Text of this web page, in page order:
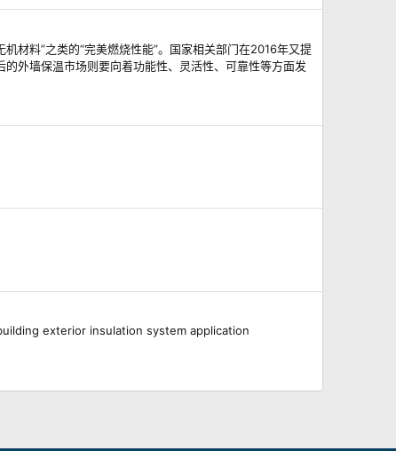
材料”之类的“完美燃烧性能”。国家相关部门在2016年又提
外墙保温市场则要向着功能性、灵活性、可靠性等方面发
exterior insulation system application